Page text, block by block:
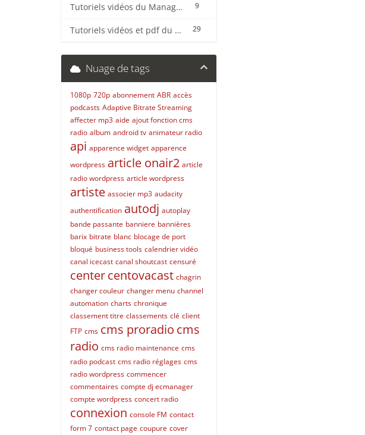
9
Tutoriels vidéos du Manager Radio STREAMING CENTER
29
Tutoriels vidéos et pdf du CMS Radio Wordpress + OnAir2/Pro.Radio
Nuage de tags
1080p 720p abonnement ABR accès
podcasts Adaptive Bitrate Streaming
affecter mp3 aide ajout fonction cms
radio album android tv animateur radio
api apparence widget apparence
wordpress article onair2 article
radio wordpress article wordpress
artiste associer mp3 audacity
authentification autodj autoplay
bande passante banniere bannières
barix bitrate blanc blocage de port
bloqué business tools calendrier vidéo
canal icecast canal shoutcast censuré
centercentovacast chagrin
changer couleur changer menu channel
automation charts chronique
classement titre classements clé client
FTP cms cms proradio cms
radio cms radio maintenance cms
radio podcast cms radio réglages cms
radio wordpress commencer
commentaires compte dj ecmanager
compte wordpress concert radio
connexion console FM contact
form 7 contact page coupure cover